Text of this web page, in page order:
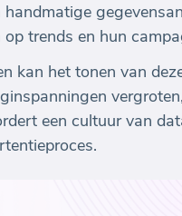
handmatige
op trends en hun
kan het tonen van
een cultuur van